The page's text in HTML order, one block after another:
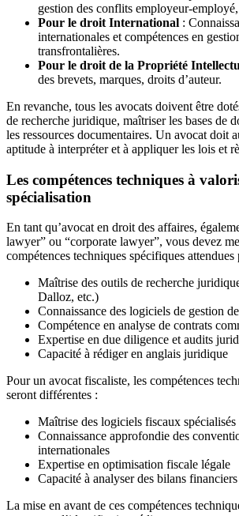
gestion des conflits employeur-
Pour le droit International :
internationales et compétences en
transfrontalières.
Pour le droit de la Propriété
des brevets, marques, droits d’auteur.
En revanche, tous les avocats doivent être
de recherche juridique, maîtriser les bases de
les ressources documentaires. Un avocat doit
aptitude à interpréter et à appliquer les lois et
Les compétences techniques à
spécialisation
En tant qu’avocat en droit des affaires,
lawyer” ou “corporate lawyer”, vous devez
compétences techniques spécifiques attendues
Maîtrise des outils de recherche
Dalloz, etc.)
Connaissance des logiciels de gestion
Compétence en analyse de contrats
Expertise en due diligence et audits
Capacité à rédiger en anglais juridique
Pour un avocat fiscaliste, les compétences
seront différentes :
Maîtrise des logiciels fiscaux spécialisés
Connaissance approfondie des
internationales
Expertise en optimisation fiscale légale
Capacité à analyser des bilans financiers
La mise en avant de ces compétences